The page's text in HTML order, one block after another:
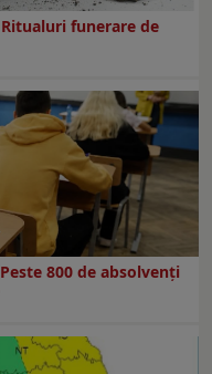
funerare de
800 de absolvenţi